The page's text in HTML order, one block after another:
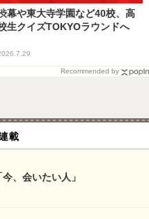
幕や東大寺学園など40校、高
生クイズTOKYOラウンドへ
Recommended by
載
、会いたい人」